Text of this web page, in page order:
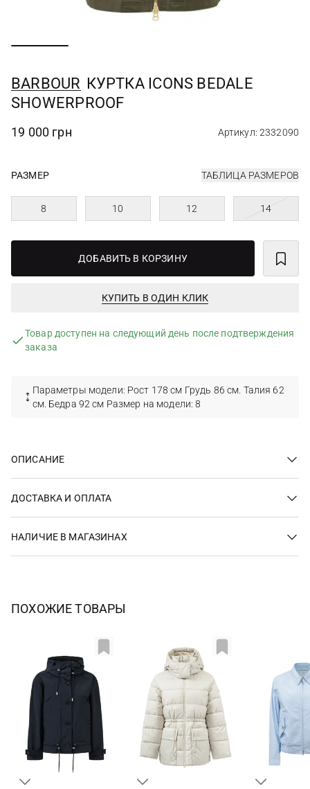
BARBOUR КУРТКА ICONS BEDALE
SHOWERPROOF
19 000 грн Артикул: 2332090
РАЗМЕР ТАБЛИЦА РАЗМЕРОВ
8 10 12 14
ДОБАВИТЬ В КОРЗИНУ
КУПИТЬ В ОДИН КЛИК
Товар доступен на следующий день после подтверждения
заказа
Параметры модели: Рост 178 см Грудь 86 см. Талия 62
см. Бедра 92 см Размер на модели: 8
ОПИСАНИЕ
ДОСТАВКА И ОПЛАТА
НАЛИЧИЕ В МАГАЗИНАХ
ПОХОЖИЕ ТОВАРЫ